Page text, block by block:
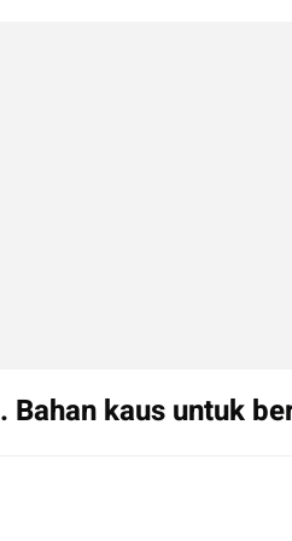
Bahan kaus untuk